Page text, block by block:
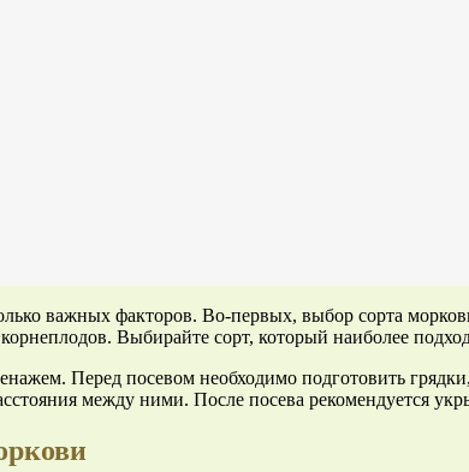
важных факторов. Во-первых, выбор сорта
Выбирайте сорт, который наиболее
Перед посевом необходимо подготовить
между ними. После посева рекомендуется